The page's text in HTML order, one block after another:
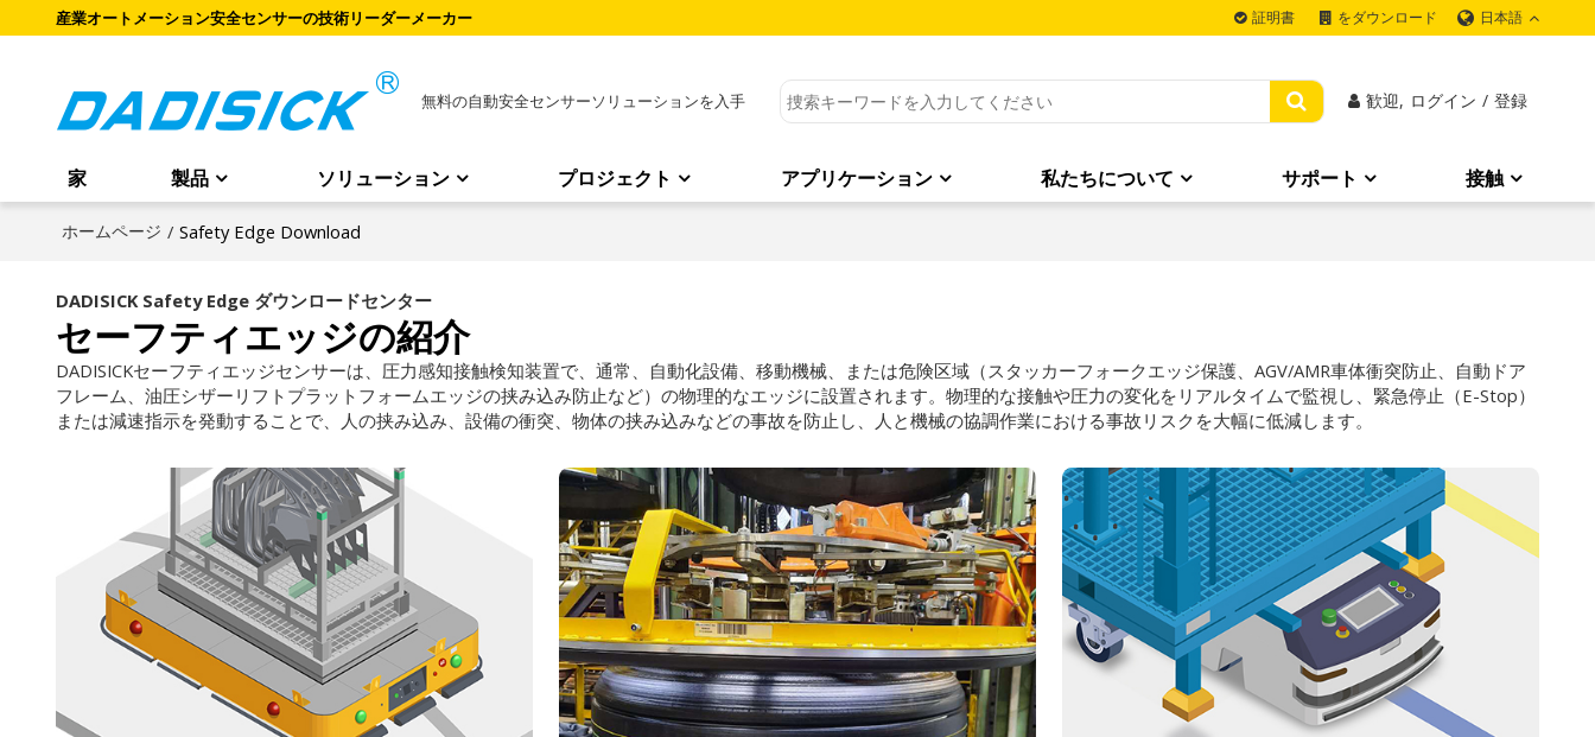
産業オートメーション安全センサーの技術リーダーメーカー 証明書 をダウンロード 日本語
無料の自動安全センサーソリューションを入手 歓迎, ログイン / 登録
家 製品 ソリューション プロジェクト アプリケーション 私たちについて サポート 接触
ホームページ / Safety Edge Download
DADISICK Safety Edge ダウンロードセンター
セーフティエッジの紹介
DADISICKセーフティエッジセンサーは、圧力感知接触検知装置で、通常、自動化設備、移動機械、または危険区域（スタッカーフォークエッジ保護、AGV/AMR車体衝突防止、自動ドア
フレーム、油圧シザーリフトプラットフォームエッジの挟み込み防止など）の物理的なエッジに設置されます。物理的な接触や圧力の変化をリアルタイムで監視し、緊急停止（E-Stop）
または減速指示を発動することで、人の挟み込み、設備の衝突、物体の挟み込みなどの事故を防止し、人と機械の協調作業における事故リスクを大幅に低減します。